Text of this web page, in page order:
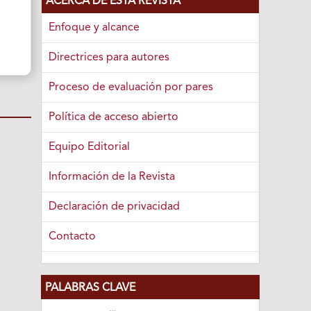
Enfoque y alcance
Directrices para autores
Proceso de evaluación por pares
Política de acceso abierto
Equipo Editorial
Información de la Revista
Declaración de privacidad
Contacto
PALABRAS CLAVE